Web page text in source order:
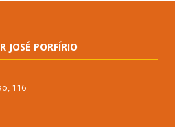
JOSÉ PORFÍRIO
116